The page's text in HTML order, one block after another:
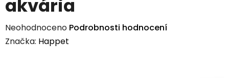
akvária
Průměrné
hodnocení
Neohodnoceno Podrobnosti hodnocení
Značka: Happet